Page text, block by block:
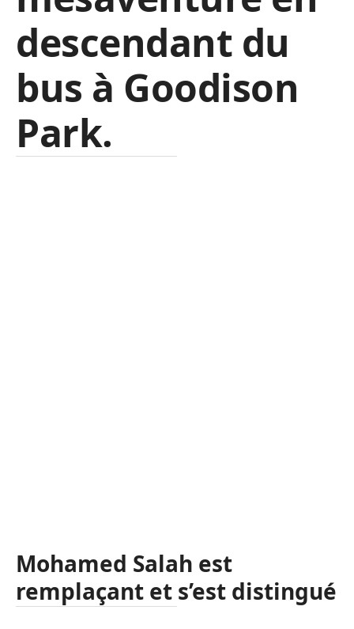
descendant du
bus à Goodison
Park.
Mohamed Salah est
remplaçant et s’est distingué